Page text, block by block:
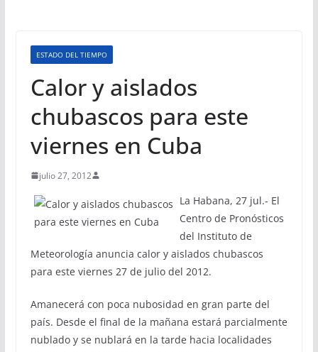
ESTADO DEL TIEMPO
Calor y aislados
chubascos para este
viernes en Cuba
julio 27, 2012
La Habana, 27 jul.- El
Centro de Pronósticos
del Instituto de
Meteorología anuncia calor y aislados chubascos
para este viernes 27 de julio del 2012.
Amanecerá con poca nubosidad en gran parte del
país. Desde el final de la mañana estará parcialmente
nublado y se nublará en la tarde hacia localidades